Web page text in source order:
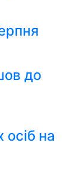
до
осіб на